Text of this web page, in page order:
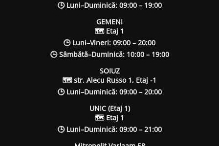
🕒 Luni–Duminică: 09:00 – 19:00
GEMENI
🗺 Etaj 1
🕒 Luni–Vineri: 09:00 – 20:00
🕒 Sâmbătă–Duminică: 10:00 – 19:00
SOIUZ
🗺 str. Alecu Russo 1, Etaj -1
🕒 Luni–Duminică: 09:00 – 20:00
UNIC (Etaj 1)
🗺 Etaj 1
🕒 Luni–Duminică: 09:00 – 21:00